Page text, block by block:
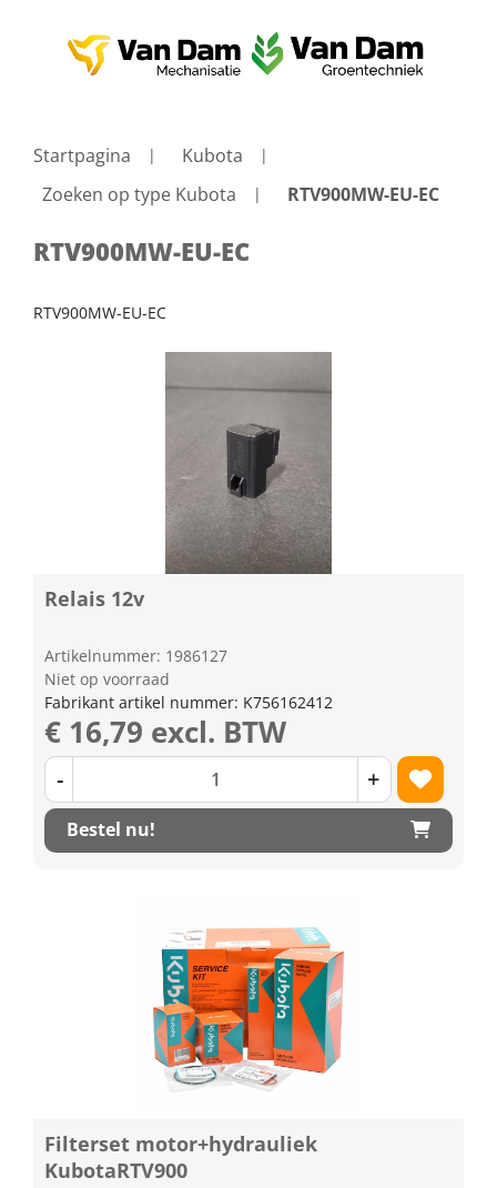
Startpagina
Kubota
Zoeken op type Kubota
RTV900MW-EU-EC
RTV900MW-EU-EC
RTV900MW-EU-EC
Relais 12v
Artikelnummer: 1986127
Niet op voorraad
Fabrikant artikel nummer: K756162412
€ 16,79 excl. BTW
- +
Bestel nu!
Filterset motor+hydrauliek
KubotaRTV900